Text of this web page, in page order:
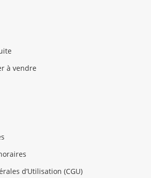
à vendre
d’Utilisation (CGU)